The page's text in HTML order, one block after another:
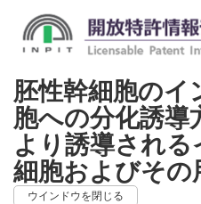
胚性幹細胞のイ
胞への分化誘導
より誘導され
細胞およびその
ウインドウを閉じる